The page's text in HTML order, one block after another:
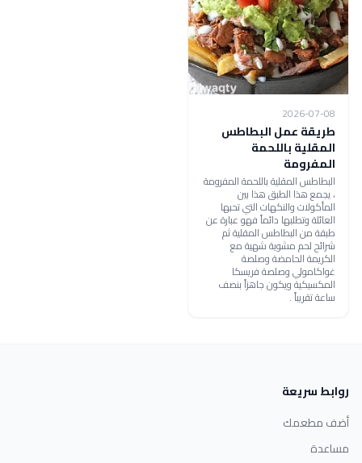
2026-07-08
طريقة عمل البطاطس
المقلية باللحمة
المفرومة
البطاطس المقلية باللحمة المفرومة
، يجمع هذا الطبق هذا بين
المأكولات والنكهات التي تحبها
العائلة وتطلبها دائماً فهو عبارة عن
طبقة من البطاطس المقلية ثم
شرائح لحم مشوية شهية مع
الكريمة الحامضة وصلصة
غواكامولي وصلصة فريسكا
المكسيكية ويكون جاهزاً بنصف
ساعة تقريباً .
روابط سريعة
أضف مطعمك
مساعدة